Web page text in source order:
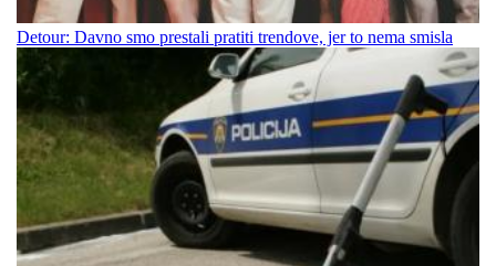
Detour: Davno smo prestali pratiti trendove, jer to nema smisla